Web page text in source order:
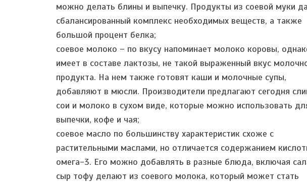
можно делать блины и выпечку. Продукты из соевой муки
сбалансированный комплекс необходимых веществ, а также
большой процент белка;
соевое молоко – по вкусу напоминает молоко коровы,
имеет в составе лактозы, не такой выраженный вкус
продукта. На нем также готовят каши и молочные супы,
добавляют в мюсли. Производители предлагают сегодня
сои и молоко в сухом виде, которые можно использовать
выпечки, кофе и чая;
соевое масло по большинству характеристик схоже с
растительными маслами, но отличается содержанием
омега-3. Его можно добавлять в разные блюда, включая
сыр тофу делают из соевого молока, который может стать